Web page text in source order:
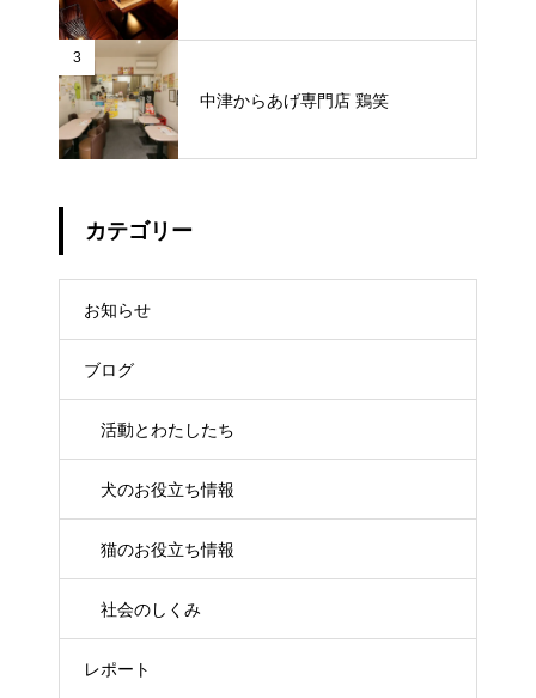
3
中津からあげ専門店 鶏笑
カテゴリー
お知らせ
ブログ
活動とわたしたち
犬のお役立ち情報
猫のお役立ち情報
社会のしくみ
レポート